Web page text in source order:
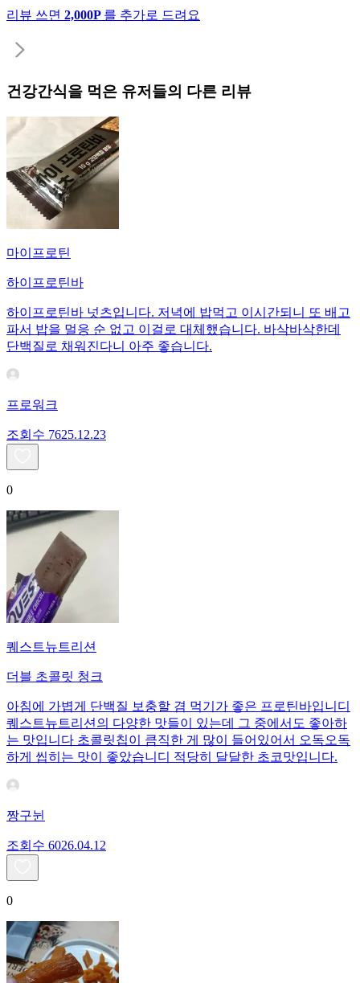
리뷰 쓰면 2,000P 를 추가로 드려요
건강간식을 먹은 유저들의 다른 리뷰
마이프로틴
하이프로틴바
하이프로틴바 넛츠입니다. 저녁에 밥먹고 이시간되니 또 배고
파서 밥을 멀응 순 없고 이걸로 대체했습니다. 바삭바삭한데
단백질로 채워진다니 아주 좋습니다.
프로워크
조회수 7625.12.23
0
퀘스트뉴트리션
더블 초콜릿 청크
아침에 가볍게 단백질 보충할 겸 먹기가 좋은 프로틴바입니디
퀘스트뉴트리션의 다양한 맛들이 있는데 그 중에서도 좋아하
는 맛입니다 초콜릿칩이 큼직한 게 많이 들어있어서 오독오독
하게 씹히는 맛이 좋았습니디 적당히 달달한 초코맛입니다.
짱구뉜
조회수 6026.04.12
0